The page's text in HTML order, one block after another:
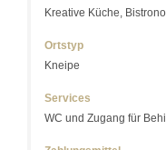
Kreative Küche,
Ortstyp
Kneipe
Services
WC und Zugang für